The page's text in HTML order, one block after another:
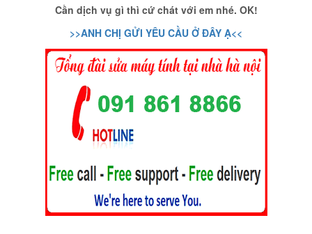
Cần dịch vụ gì thì cứ chát với em nhé. OK!
>>ANH CHỊ GỬI YÊU CẦU Ở ĐÂY Ạ<<